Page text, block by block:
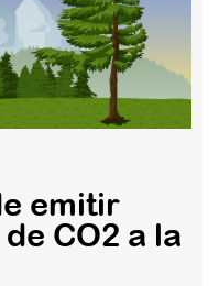
emitir
CO2 a la